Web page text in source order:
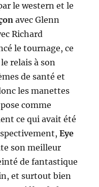
le western et le
avec Glenn
Richard
le tournage, ce
relais à son
de santé et
les manettes
comme
ce qui avait été
Eye
son meilleur
de fantastique
et surtout bien